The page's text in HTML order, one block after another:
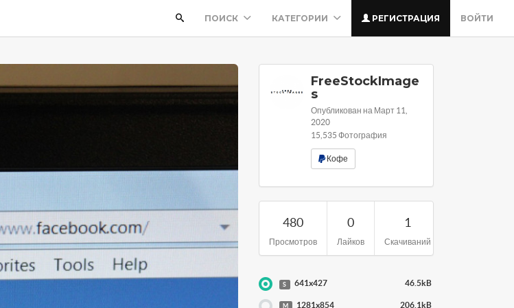
ПОИСК КАТЕГОРИИ РЕГИСТРАЦИЯ ВОЙТИ
FreeStockImage
s
Опубликован на Март 11,
2020
15,535 Фотография
Кофе
480
Просмотров
0
Лайков
1
Скачиваний
S 641x427 46.5kB
M 1281x854 206.1kB